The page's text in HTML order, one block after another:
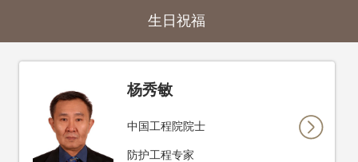
生日祝福
杨秀敏
中国工程院院士
防护工程专家